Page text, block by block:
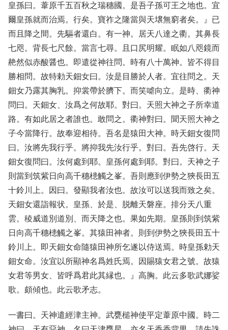
皇孫曰。葦原千五百秋之瑞穗國。是吾子孫可王之地也。宜
爾皇孫就而治焉。行矣。寶祚之隆當與天壌無窮者矣。』已
而且降之間。先驅者還白。有一神。居天八達之衢。其鼻長
七咫。背長七尺餘。當言七尋。且口尻明耀。眠如八咫鏡而
赩然似赤酸醤也。即遣從神往問。時有八十萬神。皆不得目
勝相問。故特勅天鈿女曰。汝是目勝於人者。宜往問之。天
鈿女乃露其胸乳。抑裳帶於臍下。而笑㖸向立。是時、衢神
問曰。天鈿女、汝爲之何故耶。對曰。天照大神之子所幸道
路。有如此居之者誰也。敢問之。衢神對曰。聞天照大神之
子今當降行。故奉迎相待。吾名是猿田大神。時天鈿女復問
曰。汝將先我行乎。將抑我先汝行乎。對曰。吾先啓行。天
鈿女復問曰。汝何處到耶。皇孫何處到耶。對曰。天神之子
則當到筑紫日向高千穗槵觸之峯。吾則應到伊勢之狹長田五
十鈴川上。因曰。發顯我者汝也。故汝可以送我而致之矣。
天鈿女還詣報状。皇孫、於是、脱離天磐座。排分天八重
雲。稜威道別道別、而天降之也。果如先期。皇孫則到筑紫
日向高千穗槵觸之峯。其猿田神者。則到伊勢之狹長田五十
鈴川上。即天鈿女命隨猿田神所乞遂以侍送焉。時皇孫勅天
鈿女命。汝宜以所顯神名爲姓氏焉。因賜猿女君之號。故猿
女君等男女、皆呼爲君此其縁也。』高胸。此云多歌武娜娑
歌。頗傾也。此云歌矛志。
一書曰。天神遣經津主神。武甕槌神使平定葦原中國。時二